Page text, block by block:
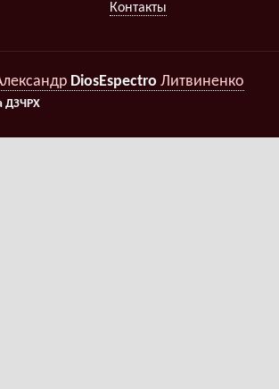
Контакты
DiosEspectro Литвиненко
ДЗЧРХ